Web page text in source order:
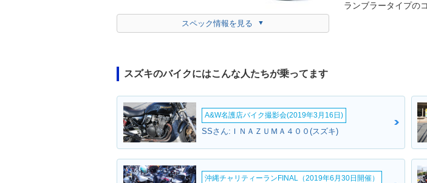
スペック情報を見る
ランブラータイプの
スズキのバイクにはこんな人たちが乗ってます
A&W名護店バイク撮影会(2019年3月16日)
SSさん:ＩＮＡＺＵＭＡ４００(スズキ)
沖縄チャリティーランFINAL（2019年6月30日開催）